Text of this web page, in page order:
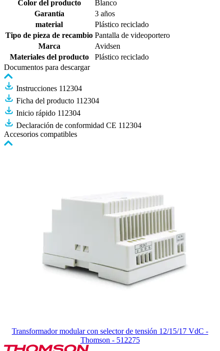
Color del producto
Blanco
Garantía
3 años
material
Plástico reciclado
Tipo de pieza de recambio Pantalla de videoportero
Marca
Avidsen
Materiales del producto
Plástico reciclado
Documentos para descargar
Instrucciones 112304
Ficha del producto 112304
Inicio rápido 112304
Declaración de conformidad CE 112304
Accesorios compatibles
Transformador modular con selector de tensión 12/15/17 VdC -
Thomson - 512275